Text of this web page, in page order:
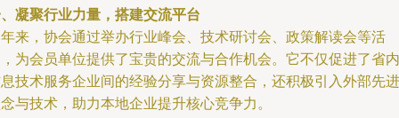
凝聚行业力量，搭建交流平台
来，协会通过举办行业峰会、技术研讨会、政策解读会等活
为会员单位提供了宝贵的交流与合作机会。它不仅促进了省内
技术服务企业间的经验分享与资源整合，还积极引入外部先进
与技术，助力本地企业提升核心竞争力。